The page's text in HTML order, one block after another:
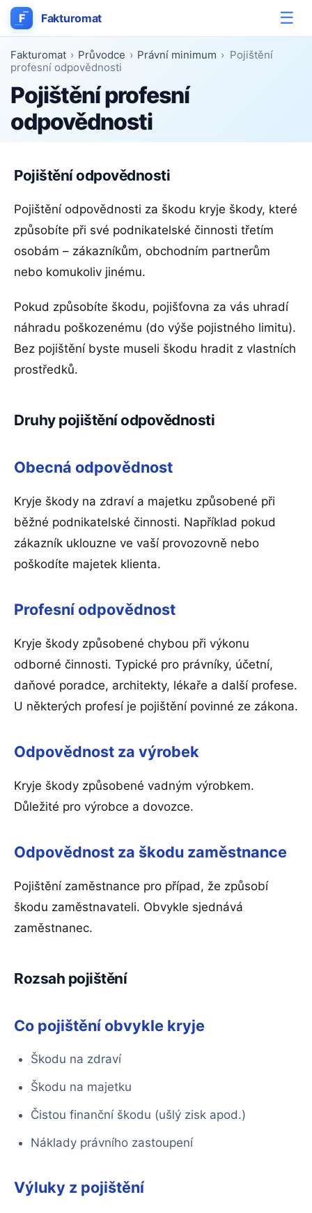
F Fakturomat ☰
Fakturomat › Průvodce › Právní minimum › Pojištění
profesní odpovědnosti
Pojištění profesní
odpovědnosti
Pojištění odpovědnosti
Pojištění odpovědnosti za škodu kryje škody, které
způsobíte při své podnikatelské činnosti třetím
osobám – zákazníkům, obchodním partnerům
nebo komukoliv jinému.
Pokud způsobíte škodu, pojišťovna za vás uhradí
náhradu poškozenému (do výše pojistného limitu).
Bez pojištění byste museli škodu hradit z vlastních
prostředků.
Druhy pojištění odpovědnosti
Obecná odpovědnost
Kryje škody na zdraví a majetku způsobené při
běžné podnikatelské činnosti. Například pokud
zákazník uklouzne ve vaší provozovně nebo
poškodíte majetek klienta.
Profesní odpovědnost
Kryje škody způsobené chybou při výkonu
odborné činnosti. Typické pro právníky, účetní,
daňové poradce, architekty, lékaře a další profese.
U některých profesí je pojištění povinné ze zákona.
Odpovědnost za výrobek
Kryje škody způsobené vadným výrobkem.
Důležité pro výrobce a dovozce.
Odpovědnost za škodu zaměstnance
Pojištění zaměstnance pro případ, že způsobí
škodu zaměstnavateli. Obvykle sjednává
zaměstnanec.
Rozsah pojištění
Co pojištění obvykle kryje
Škodu na zdraví
Škodu na majetku
Čistou finanční škodu (ušlý zisk apod.)
Náklady právního zastoupení
Výluky z pojištění